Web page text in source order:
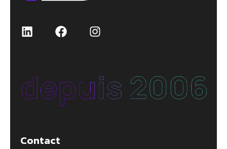
LinkedIn FacebookInstagram
Contact